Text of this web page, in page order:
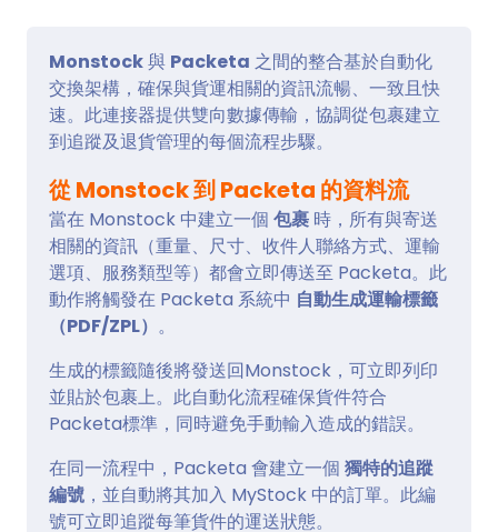
Monstock與 Packeta 之間的整合基於自動化
交換架構，確保與貨運相關的資訊流暢、一致且快
速。此連接器提供雙向數據傳輸，協調從包裹建立
到追蹤及退貨管理的每個流程步驟。
從 Monstock 到 Packeta 的資料流
當在 Monstock 中建立一個 包裹 時，所有與寄送
相關的資訊（重量、尺寸、收件人聯絡方式、運輸
選項、服務類型等）都會立即傳送至 Packeta。此
動作將觸發在 Packeta 系統中 自動生成運輸標籤
（PDF/ZPL） 。
生成的標籤隨後將發送回Monstock，可立即列印
並貼於包裹上。此自動化流程確保貨件符合
Packeta標準，同時避免手動輸入造成的錯誤。
在同一流程中，Packeta 會建立一個 獨特的追蹤
編號 ，並自動將其加入 MyStock 中的訂單。此編
號可立即追蹤每筆貨件的運送狀態。